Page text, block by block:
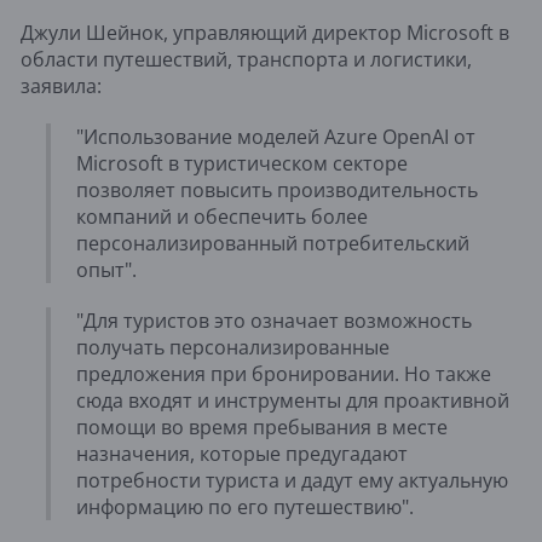
Джули Шейнок, управляющий директор Microsoft в
области путешествий, транспорта и логистики,
заявила:
"Использование моделей Azure OpenAI от
Microsoft в туристическом секторе
позволяет повысить производительность
компаний и обеспечить более
персонализированный потребительский
опыт".
"Для туристов это означает возможность
получать персонализированные
предложения при бронировании. Но также
сюда входят и инструменты для проактивной
помощи во время пребывания в месте
назначения, которые предугадают
потребности туриста и дадут ему актуальную
информацию по его путешествию".